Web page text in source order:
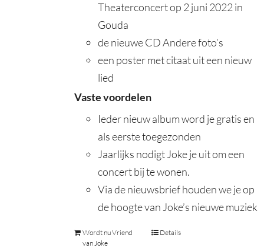
Theaterconcert op 2 juni 2022 in
Gouda
de nieuwe CD Andere foto’s
een poster met citaat uit een nieuw
lied
Vaste voordelen
Ieder nieuw album word je gratis en
als eerste toegezonden
Jaarlijks nodigt Joke je uit om een
concert bij te wonen.
Via de nieuwsbrief houden we je op
de hoogte van Joke’s nieuwe muziek
Wordt nu Vriend
van Joke
Details